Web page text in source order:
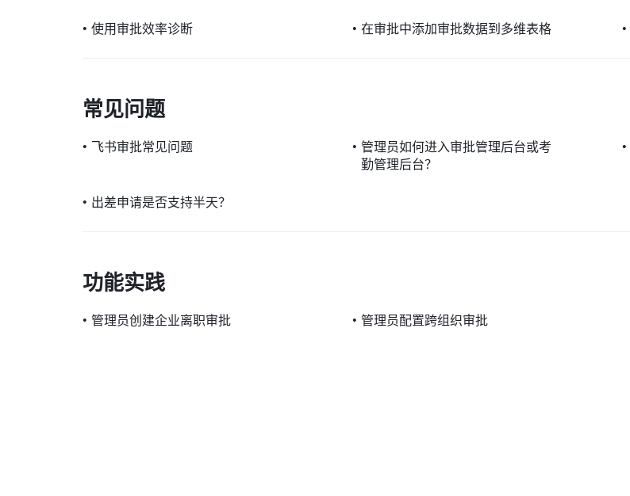
• 使用审批效率诊断 • 在审批中添加审批数据到多维表格 •
常见问题
• 飞书审批常见问题 • 管理员如何进入审批管理后台或考
勤管理后台？
•
• 出差申请是否支持半天？
功能实践
• 管理员创建企业离职审批 • 管理员配置跨组织审批